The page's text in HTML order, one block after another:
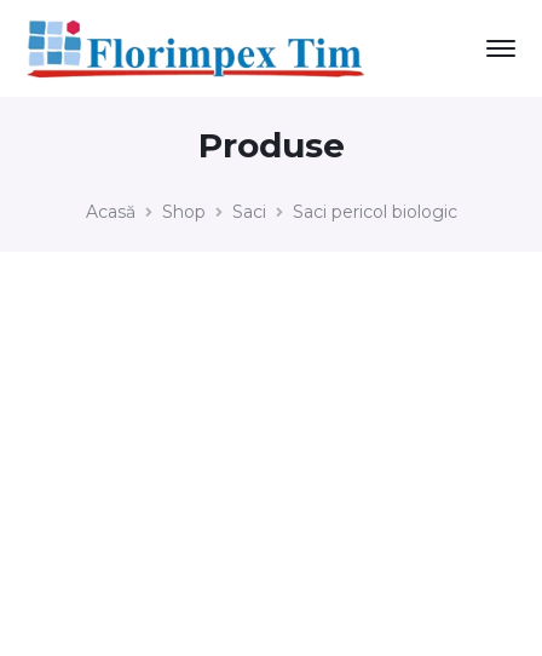
Produse
Acasă Shop Saci Saci pericol biologic